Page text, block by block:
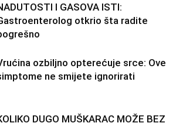
I GASOVA ISTI:
otkrio šta radite
ozbiljno opterećuje srce: Ove
ne smijete ignorirati
DUGO MUŠKARAC MOŽE BEZ